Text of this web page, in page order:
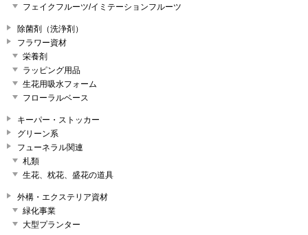
フェイクフルーツ/イミテーションフルーツ
除菌剤（洗浄剤）
フラワー資材
栄養剤
ラッピング用品
生花用吸水フォーム
フローラルベース
キーパー・ストッカー
グリーン系
フューネラル関連
札類
生花、枕花、盛花の道具
外構・エクステリア資材
緑化事業
大型プランター